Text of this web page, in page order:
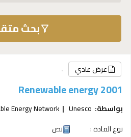
بحث
عرض عادي
Renewable energy 2001
بواسطة: Unesco
Energy Network
نوع المادة :
نص